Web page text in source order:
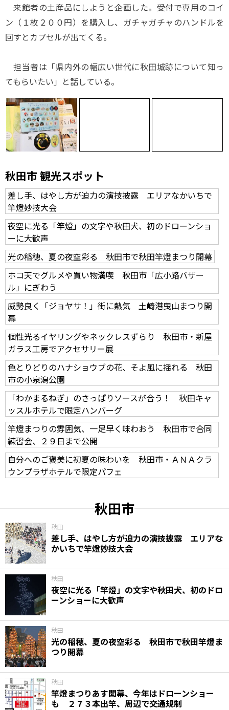
来館者の土産品にしようと企画した。受付で専用のコイ
ン（１枚２００円）を購入し、ガチャガチャのハンドルを
回すとカプセルが出てくる。
担当者は「県内外の幅広い世代に秋田城跡について知っ
てもらいたい」と話している。
秋田市 観光スポット
差し手、はやし方が迫力の演技披露 エリアなかいちで
竿燈妙技大会
夜空に光る「竿燈」の文字や秋田犬、初のドローンショ
ーに大歓声
光の稲穂、夏の夜空彩る 秋田市で秋田竿燈まつり開幕
ホコ天でグルメや買い物満喫 秋田市「広小路バザー
ル」にぎわう
威勢良く「ジョヤサ！」街に熱気 土崎港曳山まつり開
幕
個性光るイヤリングやネックレスずらり 秋田市・新屋
ガラス工房でアクセサリー展
色とりどりのハナショウブの花、そよ風に揺れる 秋田
市の小泉潟公園
「わかまるねぎ」のさっぱりソースが合う！ 秋田キャ
ッスルホテルで限定ハンバーグ
竿燈まつりの雰囲気、一足早く味わおう 秋田市で合同
練習会、２９日まで公開
自分へのご褒美に初夏の味わいを 秋田市・ＡＮＡクラ
ウンプラザホテルで限定パフェ
秋田市
秋田
差し手、はやし方が迫力の演技披露 エリアな
かいちで竿燈妙技大会
秋田
夜空に光る「竿燈」の文字や秋田犬、初のドロ
ーンショーに大歓声
秋田
光の稲穂、夏の夜空彩る 秋田市で秋田竿燈ま
つり開幕
秋田
竿燈まつりあす開幕、今年はドローンショー
も ２７３本出竿、周辺で交通規制